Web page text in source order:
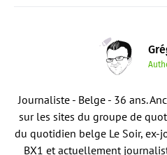
Journaliste - Belge - 36 ans.
sur les sites du groupe de
du quotidien belge Le Soir,
BX1 et actuellement